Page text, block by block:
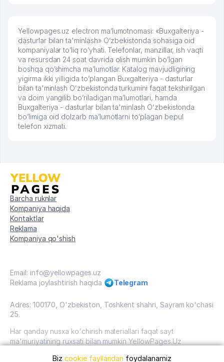
Yellowpages.uz electron ma’lumotnomasi: «Buxgalteriya -
dasturlar bilan ta'minlash» Oʻzbekistonda sohasiga oid
kompaniyalar to’liq ro’yhati. Telefonlar, manzillar, ish vaqti
va resursdan 24 soat davrida olish mumkin bo’lgan
boshqa qo’shimcha ma’lumotlar. Katalog mavjudligining
yigirma ikki yilligida to’plangan Buxgalteriya - dasturlar
bilan ta'minlash Oʻzbekistonda turkumini faqat tekshirilgan
va doim yangilib bo’riladigan ma’lumotlari, hamda
Buxgalteriya - dasturlar bilan ta'minlash Oʻzbekistonda
bo’limiga oid dolzarb ma’lumotlarni to’plagan bepul
telefon xizmati.
Barcha ruknlar
Kompaniya haqida
Kontaktlar
Reklama
Kompaniya qo'shish
Email: info@yellowpages.uz
Reklama joylashtirish haqida
Telegram
Adres: 100170, O'zbekiston, Toshkent shahri, Sayram ko'chasi
25.
Har qanday nusxa ko'chirish materiallari faqat sayt
ma'muriyatining ruxsati bilan mumkin YellowPages.Uz
O'zbekiston, 2009 - 2026 / O'zbekiston "sariq
Bizcookie fayllaridan foydalanamiz